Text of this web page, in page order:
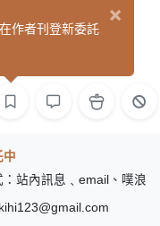
UYA (23)
中
：站內訊息﹑email、噗浪
×
作者刊登新委託